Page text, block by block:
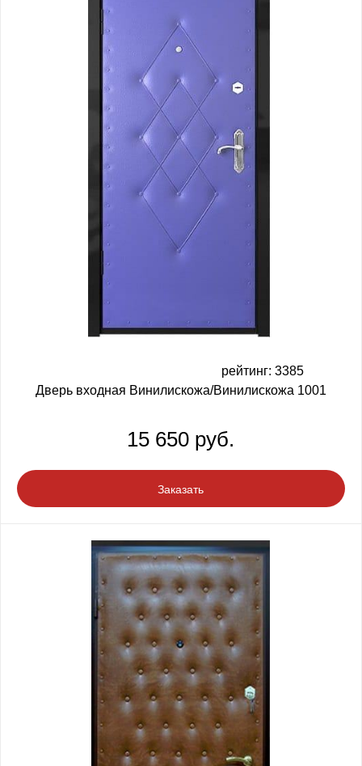
рейтинг: 3385
Дверь входная Винилискожа/Винилискожа 1001
15 650 руб.
Заказать